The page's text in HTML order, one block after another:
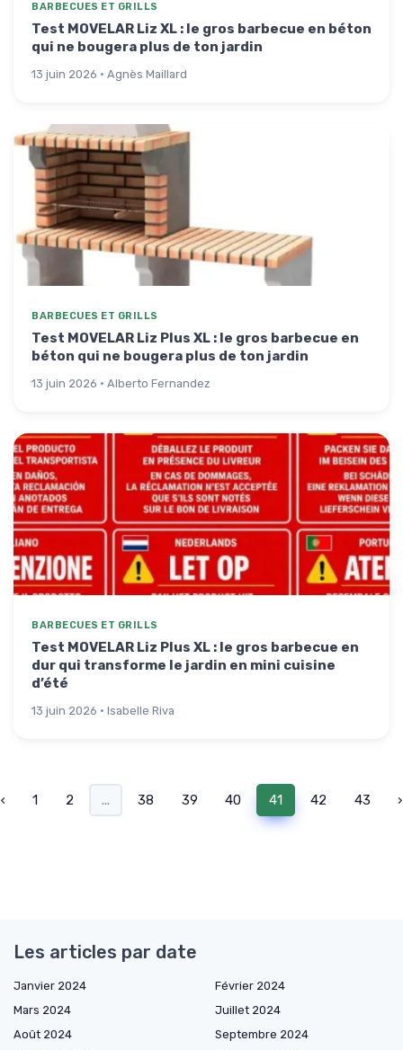
BARBECUES ET GRILLS
Test MOVELAR Liz XL : le gros barbecue en béton
qui ne bougera plus de ton jardin
13 juin 2026 · Agnès Maillard
BARBECUES ET GRILLS
Test MOVELAR Liz Plus XL : le gros barbecue en
béton qui ne bougera plus de ton jardin
13 juin 2026 · Alberto Fernandez
BARBECUES ET GRILLS
Test MOVELAR Liz Plus XL : le gros barbecue en
dur qui transforme le jardin en mini cuisine
d’été
13 juin 2026 · Isabelle Riva
‹ 1 2 ... 38 39 40 41 42 43 ›
Les articles par date
Janvier 2024
Février 2024
Mars 2024
Juillet 2024
Août 2024
Septembre 2024